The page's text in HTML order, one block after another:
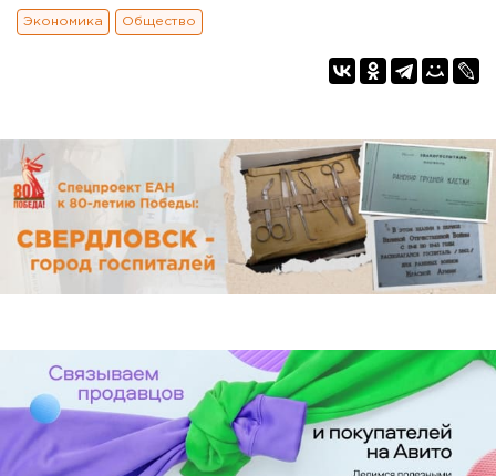
Экономика Общество